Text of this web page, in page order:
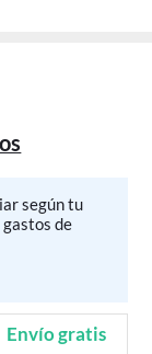
según tu
de
Envío gratis